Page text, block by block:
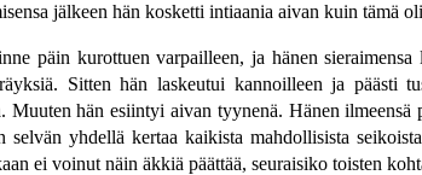
jälkeen hän kosketti intiaania aivan kuin tämä
päin kurottuen varpailleen, ja hänen
Sitten hän laskeutui kannoilleen ja päästi
Muuten hän esiintyi aivan tyynenä. Hänen
yhdellä kertaa kaikista mahdollisista
ei voinut näin äkkiä päättää, seuraisiko toisten